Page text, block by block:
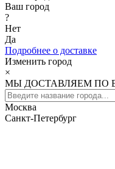
Ваш город
?
Нет
Да
Подробнее о доставке
Изменить город
×
МЫ ДОСТАВЛЯЕМ ПО
Москва
Санкт-Петербург